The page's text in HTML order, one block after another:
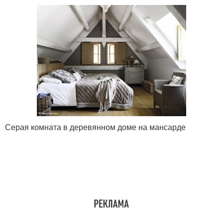
Серая комната в деревянном доме на мансарде